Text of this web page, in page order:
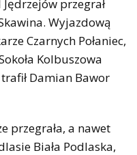
przegrał
Wyjazdową
Czarnych Połaniec,
Kolbuszowa
Damian Bawor
przegrała, a nawet
Biała Podlaska,